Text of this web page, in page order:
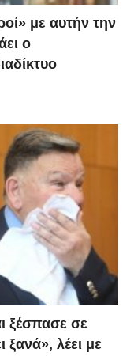
με αυτήν την
ο
ξέσπασε σε
ξανά», λέει με